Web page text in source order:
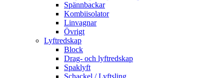
Spännbackar
Kombiisolator
Linvagnar
Övrigt
Lyftredskap
Block
Drag- och lyftredskap
Spaklyft
Schackel / Lyftsling